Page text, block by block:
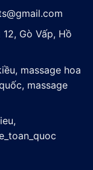
Gò Vấp, Hồ
massage hoa
massage